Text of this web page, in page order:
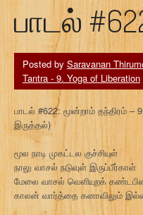
பாடல்
Posted by Saravanan
Tantra - 9. Yoga of Liberation
பாடல் #622: மூன்றாம் தந்திரம் –
இருத்தல்)
மூல நாடி முகட்டல குச்சியுள்
நாலு வாசல் நடுவுள் இருப்பீர்காள்
மேலை வாசல் வெளியுறக்
காலன் வார்த்தை கனாவிலும்